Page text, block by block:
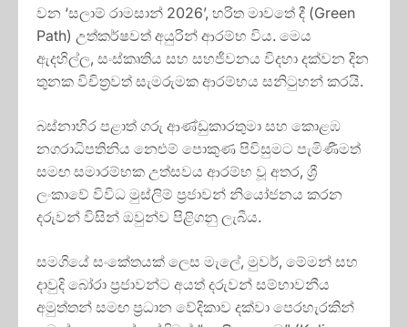
වන ‘සලාම් රාමසාන් 2026’, හරිත මාවතේ දී (Green
Path) උත්කර්ෂවත් අයුරින් ආරම්භ විය. මෙය
ඇදහිල්ල, සංස්කෘතිය සහ සහජීවනය විදහා දක්වන දින
තුනක විචිත්‍රවත් සැමරුමක ආරම්භය සනිටුහන් කරයි.
බස්නාහිර පළාත් ගරු ආණ්ඩුකාරතුමා සහ කොළඹ
නගරාධිපතිනිය නෙළුම් පොකුණ පිවිසුමට පැමිණීමත්
සමඟ සමාරම්භක උත්සවය ආරම්භ වූ අතර, ශ්‍රී
ලංකාවේ විවිධ මුස්ලිම් ප්‍රජාවන් නියෝජනය කරන
දරුවන් විසින් ඔවුන්ව පිළිගනු ලැබීය.
සමගියේ සංකේතයක් ලෙස මැලේ, මුවර්, මේමන් සහ
දාවුදි බෝරා ප්‍රජාවන්ට අයත් දරුවන් සම්භාවනීය
අමුත්තන් සමඟ ප්‍රධාන වේදිකාව දක්වා පෙරහැරකින්